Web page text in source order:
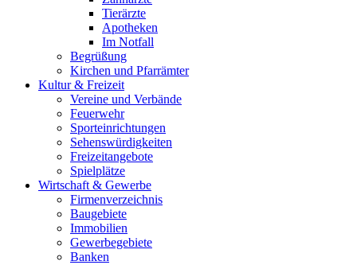
Tierärzte
Apotheken
Im Notfall
Begrüßung
Kirchen und Pfarrämter
Kultur & Freizeit
Vereine und Verbände
Feuerwehr
Sporteinrichtungen
Sehenswürdigkeiten
Freizeitangebote
Spielplätze
Wirtschaft & Gewerbe
Firmenverzeichnis
Baugebiete
Immobilien
Gewerbegebiete
Banken